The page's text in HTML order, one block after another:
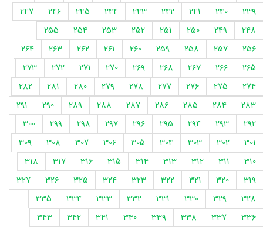
239
240
241
242
243
244
245
246
247
248
249
250
251
252
253
254
255
256
257
258
259
260
261
262
263
264
265
266
267
268
269
270
271
272
273
274
275
276
277
278
279
280
281
282
283
284
285
286
287
288
289
290
291
292
293
294
295
296
297
298
299
300
301
302
303
304
305
306
307
308
309
310
311
312
313
314
315
316
317
318
319
320
321
322
323
324
325
326
327
328
329
330
331
332
333
334
335
336
337
338
339
340
341
342
343